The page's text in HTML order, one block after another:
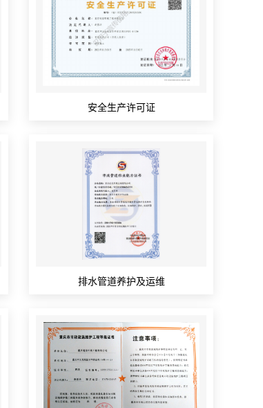
安全生产许可证
排水管道养护及运维